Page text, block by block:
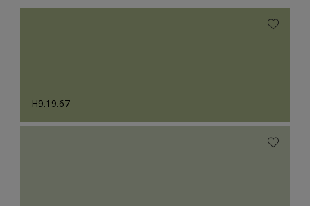
H9.19.67